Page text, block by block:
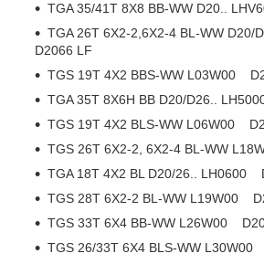
TGA 35/41T 8X8 BB-WW D20..
TGA 26T 6X2-2,6X2-4 BL-WW D20/
D2066 LF
TGS 19T 4X2 BBS-WW L03W00
TGA 35T 8X6H BB D20/D26..
TGS 19T 4X2 BLS-WW L06W00
TGS 26T 6X2-2, 6X2-4 BL-WW
TGA 18T 4X2 BL D20/26.. LH0600
TGS 28T 6X2-2 BL-WW L19W00
TGS 33T 6X4 BB-WW L26W00
TGS 26/33T 6X4 BLS-WW